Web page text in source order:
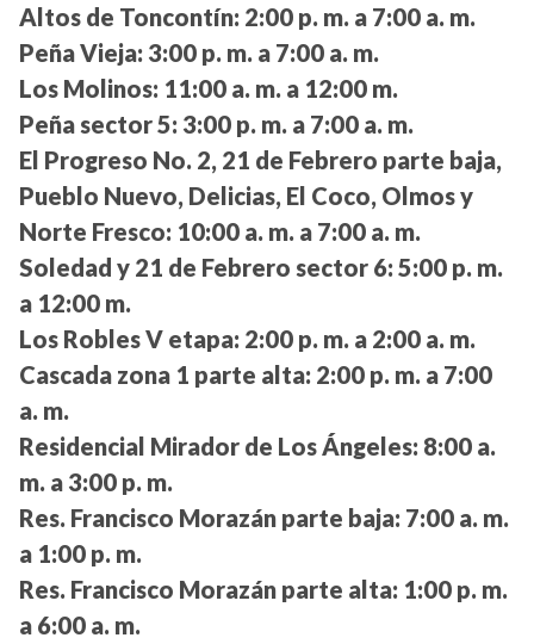
Altos de Toncontín: 2:00 p. m. a 7:00 a. m.
Peña Vieja: 3:00 p. m. a 7:00 a. m.
Los Molinos: 11:00 a. m. a 12:00 m.
Peña sector 5: 3:00 p. m. a 7:00 a. m.
El Progreso No. 2, 21 de Febrero parte baja,
Pueblo Nuevo, Delicias, El Coco, Olmos y
Norte Fresco: 10:00 a. m. a 7:00 a. m.
Soledad y 21 de Febrero sector 6: 5:00 p. m.
a 12:00 m.
Los Robles V etapa: 2:00 p. m. a 2:00 a. m.
Cascada zona 1 parte alta: 2:00 p. m. a 7:00
a. m.
Residencial Mirador de Los Ángeles: 8:00 a.
m. a 3:00 p. m.
Res. Francisco Morazán parte baja: 7:00 a. m.
a 1:00 p. m.
Res. Francisco Morazán parte alta: 1:00 p. m.
a 6:00 a. m.